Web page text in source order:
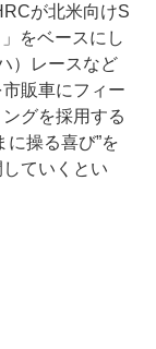
が北米向けS
をベースにし
）レースなど
販車にフィー
グを採用する
に操る喜び”を
ていくとい